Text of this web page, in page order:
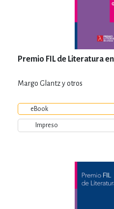
Premio FIL de Literatura
Margo Glantz y otros
eBook
Impreso